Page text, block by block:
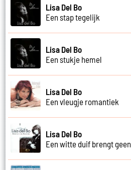
Lisa Del Bo
Een stap tegelijk
Lisa Del Bo
Een stukje hemel
Lisa Del Bo
Een vleugje romantiek
Lisa Del Bo
Een witte duif brengt